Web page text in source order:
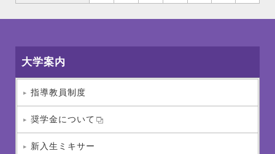
大学案内
指導教員制度
奨学金について
新入生ミキサー